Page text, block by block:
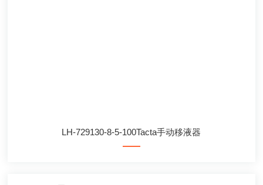
LH-729130-8-5-100Tacta手动移液器